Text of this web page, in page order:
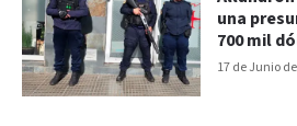
17 de Junio
una
700 mil